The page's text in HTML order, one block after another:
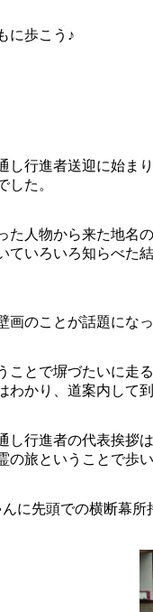
に歩こう♪
行進者送迎に始ま
した。
た人物から来た地名
ていろいろ知らべた
のことが話題にな
ことで塀づたいに走
かり、道案内して到
し行進者の代表挨拶
旅ということで歩い
に先頭での横断幕